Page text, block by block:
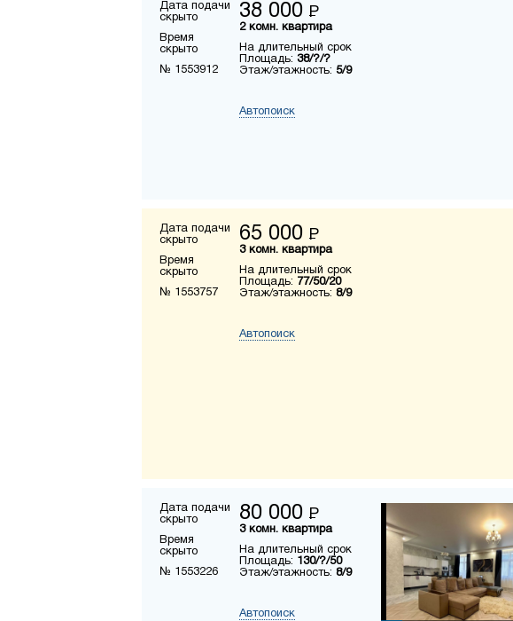
Дата подачи
скрыто
Время
скрыто
№ 1553912
38 000 Р
2 комн. квартира
На длительный срок
Площадь: 38/?/?
Этаж/этажность: 5/9
Автопоиск
Дата подачи
скрыто
Время
скрыто
№ 1553757
65 000 Р
3 комн. квартира
На длительный срок
Площадь: 77/50/20
Этаж/этажность: 8/9
Автопоиск
Дата подачи
скрыто
Время
скрыто
№ 1553226
80 000 Р
3 комн. квартира
На длительный срок
Площадь: 130/?/50
Этаж/этажность: 8/9
Автопоиск